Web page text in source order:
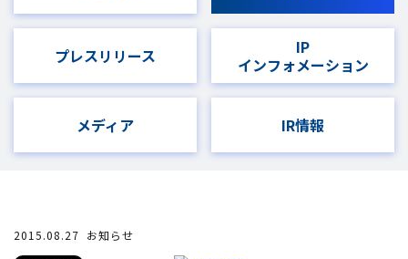
プレスリリース
IP
インフォメーション
メディア IR情報
2015.08.27 お知らせ